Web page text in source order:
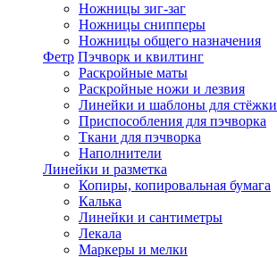
Ножницы зиг-заг
Ножницы снипперы
Ножницы общего назначения
Фетр Пэчворк и квилтинг
Раскройные маты
Раскройные ножи и лезвия
Линейки и шаблоны для стёжки
Приспособления для пэчворка
Ткани для пэчворка
Наполнители
Линейки и разметка
Копиры, копировальная бумага
Калька
Линейки и сантиметры
Лекала
Маркеры и мелки